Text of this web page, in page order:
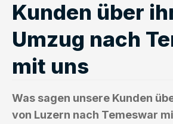
Kunden über
Umzug nach
mit uns
Was sagen unsere Kunden
von Luzern nach Temeswar